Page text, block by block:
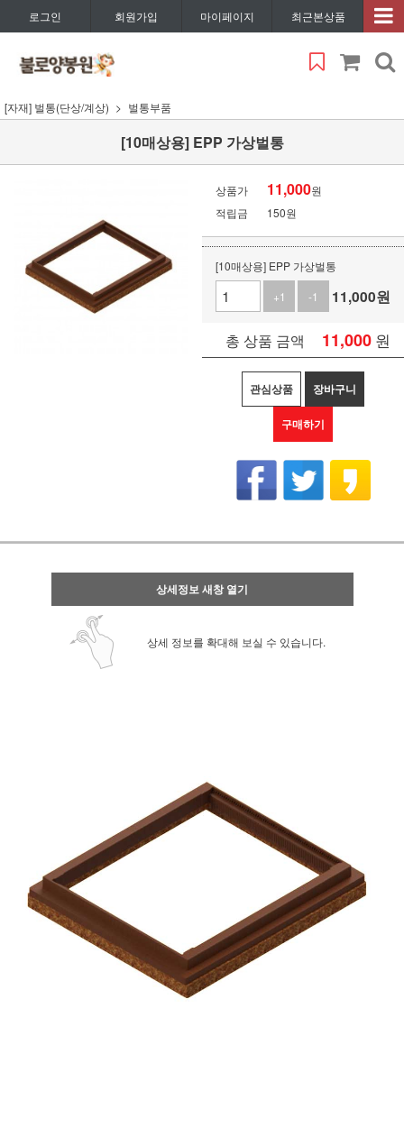
로그인 회원가입 마이페이지 최근본상품
[자재] 벌통(단상/계상) 벌통부품
[10매상용] EPP 가상벌통
상품가 11,000원
적립금
150원
[10매상용] EPP 가상벌통
+1
-1 11,000원
총 상품 금액 11,000 원
관심상품 장바구니
구매하기
상세정보 새창 열기
상세 정보를 확대해 보실 수 있습니다.